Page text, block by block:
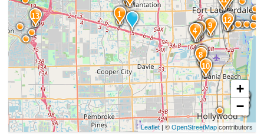
14
13 12
10
9
8
7
6
5
4
1
+
−
Leaflet| © OpenStreetMapcontributors